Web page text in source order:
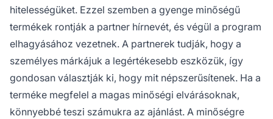
hitelességüket. Ezzel szemben a gyenge minőségű
termékek rontják a partner hírnevét, és végül a program
elhagyásához vezetnek. A partnerek tudják, hogy a
személyes márkájuk a legértékesebb eszközük, így
gondosan választják ki, hogy mit népszerűsítenek. Ha a
terméke megfelel a magas minőségi elvárásoknak,
könnyebbé teszi számukra az ajánlást. A minőségre